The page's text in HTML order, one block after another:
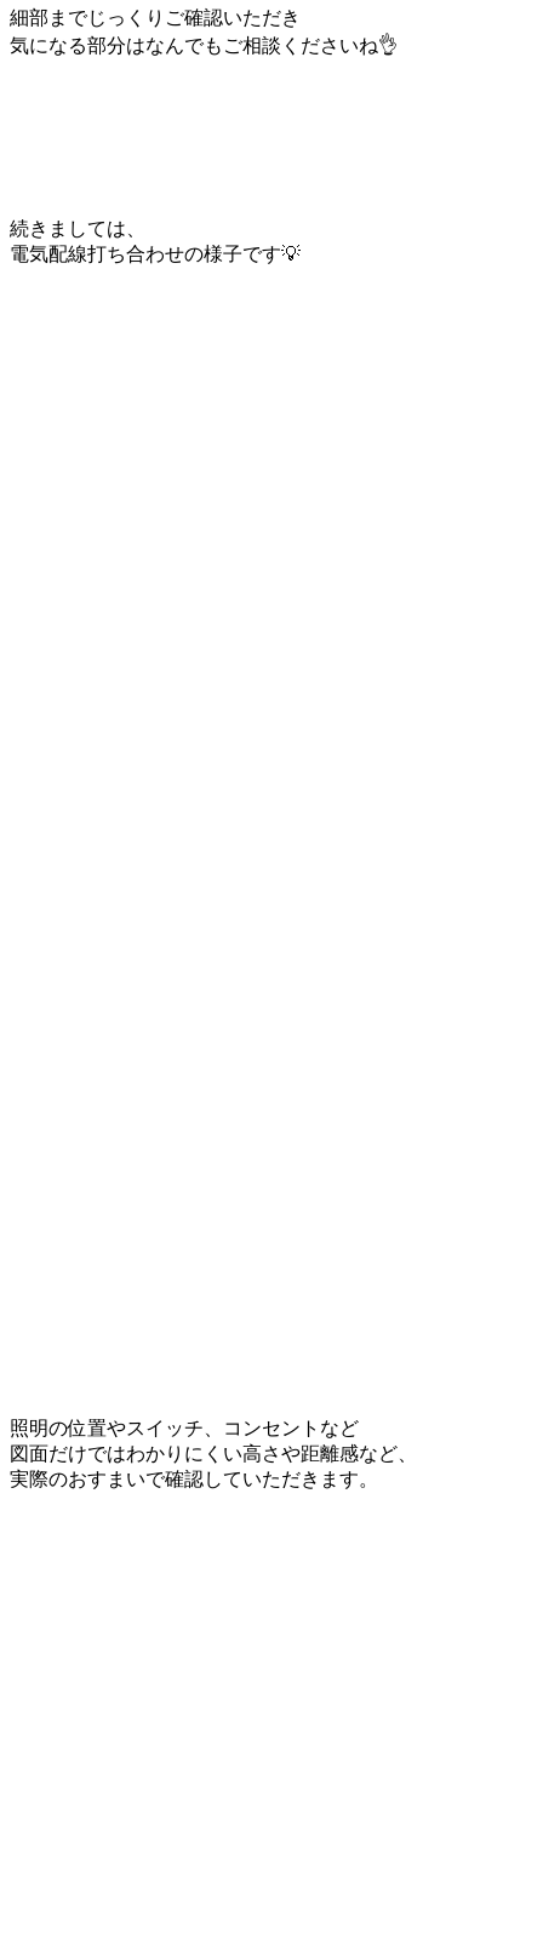
細部までじっくりご確認いただき
気になる部分はなんでもご相談くださいね👌
続きましては、
電気配線打ち合わせの様子です💡
照明の位置やスイッチ、コンセントなど
図面だけではわかりにくい高さや距離感など、
実際のおすまいで確認していただきます。